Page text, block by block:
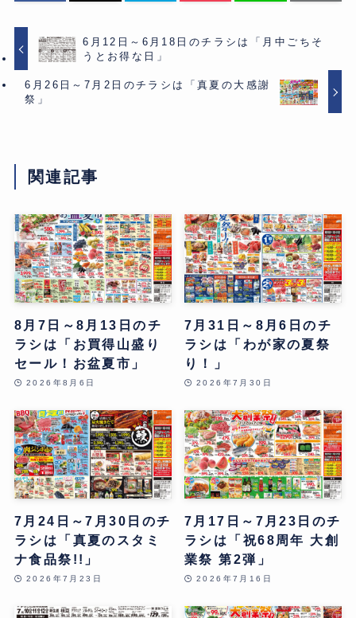
6月12日～6月18日のチラシは「月中ごちそ
うとお得な日」
6月26日～7月2日のチラシは「真夏の大感謝
祭」
関連記事
8月7日～8月13日のチ
ラシは「お買得山盛り
セール！お盆夏市」
2026年8月6日
7月31日～8月6日のチ
ラシは「わが家の夏祭
り！」
2026年7月30日
7月24日～7月30日のチ
ラシは「真夏のスタミ
ナ食品祭!!」
2026年7月23日
7月17日～7月23日のチ
ラシは「祝68周年 大創
業祭 第2弾」
2026年7月16日